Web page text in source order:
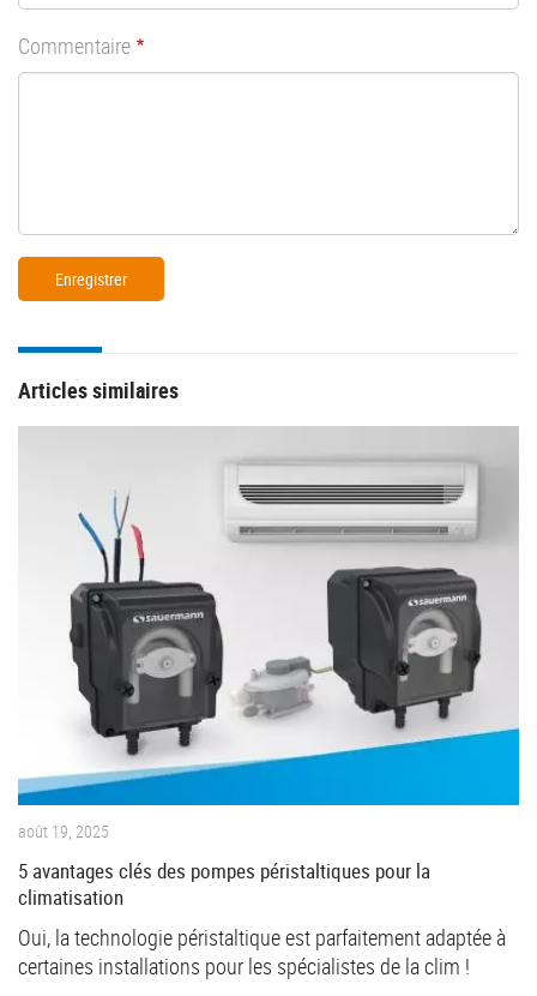
Commentaire
Articles similaires
août 19, 2025
5 avantages clés des pompes péristaltiques pour la
climatisation
Oui, la technologie péristaltique est parfaitement adaptée à
certaines installations pour les spécialistes de la clim !